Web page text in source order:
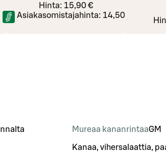
Hinta: 15,90 €
Asiakasomistajahinta: 14,50 €
Mureaa kananrintaaGM
Kanaa, vihersalaattia,